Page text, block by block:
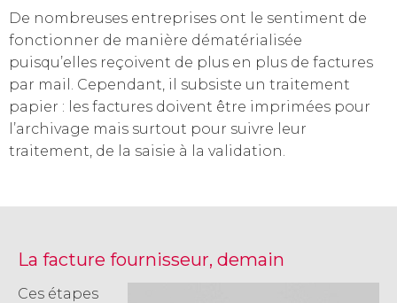
De nombreuses entreprises ont le sentiment de
fonctionner de manière dématérialisée
puisqu’elles reçoivent de plus en plus de factures
par mail. Cependant, il subsiste un traitement
papier : les factures doivent être imprimées pour
l’archivage mais surtout pour suivre leur
traitement, de la saisie à la validation.
La facture fournisseur, demain
Ces étapes